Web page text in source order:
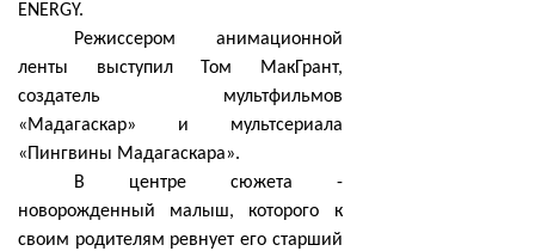
ENERGY.
Режиссером анимационной
ленты выступил Том МакГрант,
создатель мультфильмов
«Мадагаскар» и мультсериала
«Пингвины Мадагаскара».
В центре сюжета -
новорожденный малыш, которого к
своим родителям ревнует его старший